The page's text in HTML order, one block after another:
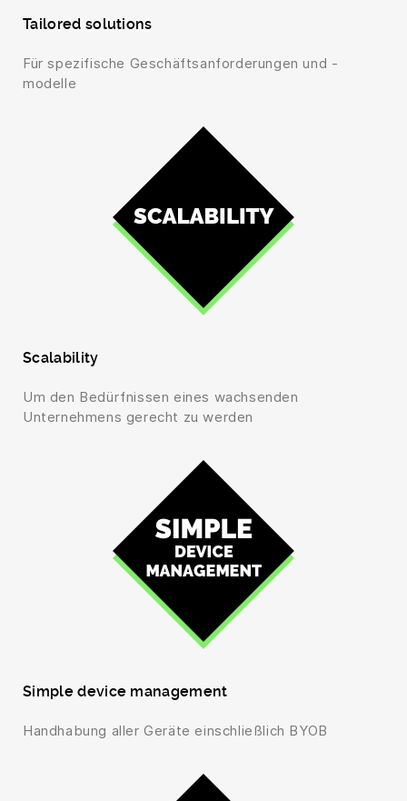
Tailored solutions
Für spezifische Geschäftsanforderungen und -
modelle
Scalability
Um den Bedürfnissen eines wachsenden
Unternehmens gerecht zu werden
Simple device management
Handhabung aller Geräte einschließlich BYOB